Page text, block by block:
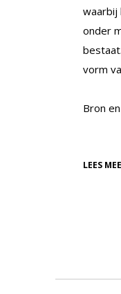
waarbij
onder
vorm
Bron
LEES